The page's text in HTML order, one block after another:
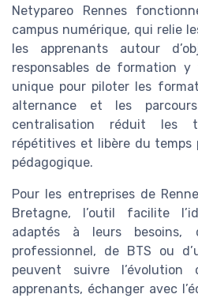
Netypareo Rennes
campus numérique, qui relie
les apprenants autour
responsables de formation
unique pour piloter les
alternance et les
centralisation réduit les
répétitives et libère du temps
pédagogique.
Pour les entreprises de
Bretagne, l’outil facilite
adaptés à leurs besoins,
professionnel, de BTS ou
peuvent suivre l’évolution
apprenants, échanger avec